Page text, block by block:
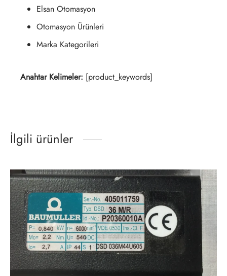
Elsan Otomasyon
Otomasyon Ürünleri
Marka Kategorileri
Anahtar Kelimeler: [product_keywords]
İlgili ürünler